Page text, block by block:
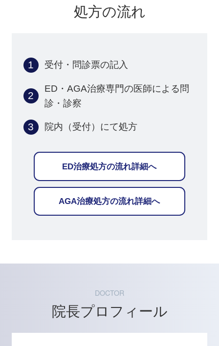
処方の流れ
受付・問診票の記入
ED・AGA治療専門の医師による問
診・診察
院内（受付）にて処方
ED治療処方の流れ詳細へ
AGA治療処方の流れ詳細へ
DOCTOR
院長プロフィール